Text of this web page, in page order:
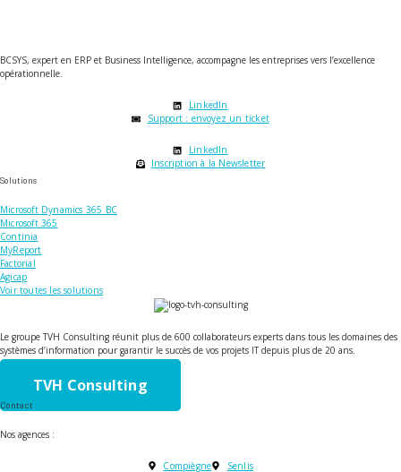
BCSYS, expert en ERP et Business Intelligence, accompagne les entreprises vers l’excellence
opérationnelle.
LinkedIn
Support : envoyez un ticket
LinkedIn
Inscription à la Newsletter
Solutions
Microsoft Dynamics 365 BC
Microsoft 365
Continia
MyReport
Factorial
Agicap
Voir toutes les solutions
Le groupe TVH Consulting réunit plus de 600 collaborateurs experts dans tous les domaines des
systèmes d’information pour garantir le succès de vos projets IT depuis plus de 20 ans.
TVH Consulting
Contact
Nos agences :
Compiègne Senlis